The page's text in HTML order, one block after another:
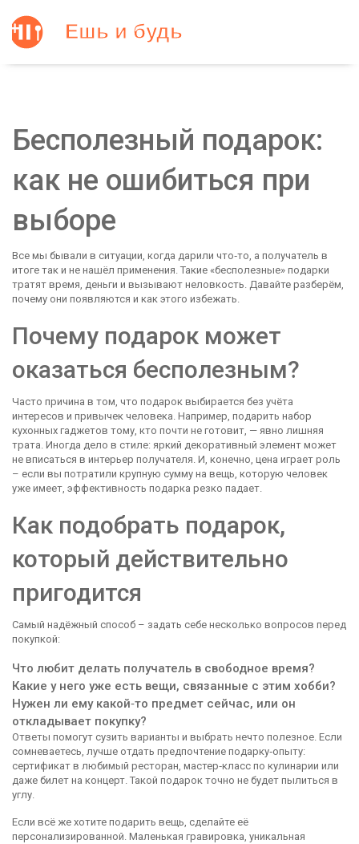
Бесполезный подарок:
как не ошибиться при
выборе
Все мы бывали в ситуации, когда дарили что‑то, а получатель в
итоге так и не нашёл применения. Такие «бесполезные» подарки
тратят время, деньги и вызывают неловкость. Давайте разберём,
почему они появляются и как этого избежать.
Почему подарок может
оказаться бесполезным?
Часто причина в том, что подарок выбирается без учёта
интересов и привычек человека. Например, подарить набор
кухонных гаджетов тому, кто почти не готовит, — явно лишняя
трата. Иногда дело в стиле: яркий декоративный элемент может
не вписаться в интерьер получателя. И, конечно, цена играет роль
– если вы потратили крупную сумму на вещь, которую человек
уже имеет, эффективность подарка резко падает.
Как подобрать подарок,
который действительно
пригодится
Самый надёжный способ – задать себе несколько вопросов перед
покупкой:
Что любит делать получатель в свободное время?
Какие у него уже есть вещи, связанные с этим хобби?
Нужен ли ему какой‑то предмет сейчас, или он
откладывает покупку?
Ответы помогут сузить варианты и выбрать нечто полезное. Если
сомневаетесь, лучше отдать предпочтение подарку‑опыту:
сертификат в любимый ресторан, мастер‑класс по кулинарии или
даже билет на концерт. Такой подарок точно не будет пылиться в
углу.
Если всё же хотите подарить вещь, сделайте её
персонализированной. Маленькая гравировка, уникальная